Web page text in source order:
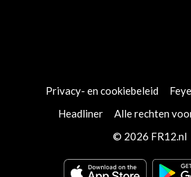
Privacy- en cookiebeleid
Headliner
Alle rechten
© 2026 FR12.nl